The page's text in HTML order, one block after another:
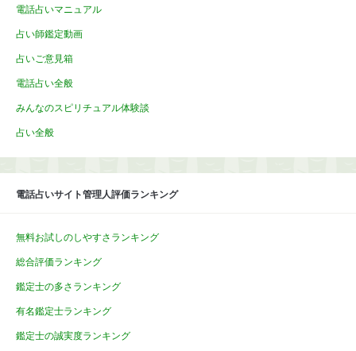
電話占いマニュアル
占い師鑑定動画
占いご意見箱
電話占い全般
みんなのスピリチュアル体験談
占い全般
電話占いサイト管理人評価ランキング
無料お試しのしやすさランキング
総合評価ランキング
鑑定士の多さランキング
有名鑑定士ランキング
鑑定士の誠実度ランキング